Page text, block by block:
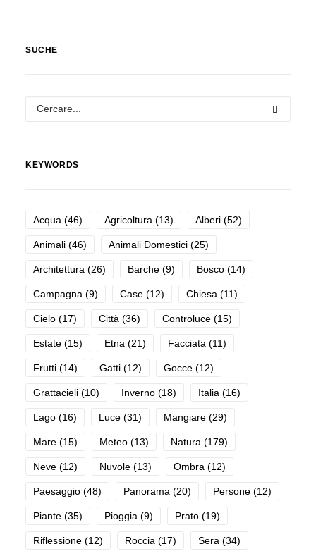
SUCHE
KEYWORDS
Acqua (46) Agricoltura (13) Alberi (52)
Animali (46) Animali Domestici (25)
Architettura (26) Barche (9) Bosco (14)
Campagna (9) Case (12) Chiesa (11)
Cielo (17) Città (36) Controluce (15)
Estate (15) Etna (21) Facciata (11)
Frutti (14) Gatti (12) Gocce (12)
Grattacieli (10) Inverno (18) Italia (16)
Lago (16) Luce (31) Mangiare (29)
Mare (15) Meteo (13) Natura (179)
Neve (12) Nuvole (13) Ombra (12)
Paesaggio (48) Panorama (20) Persone (12)
Piante (35) Pioggia (9) Prato (19)
Riflessione (12) Roccia (17) Sera (34)